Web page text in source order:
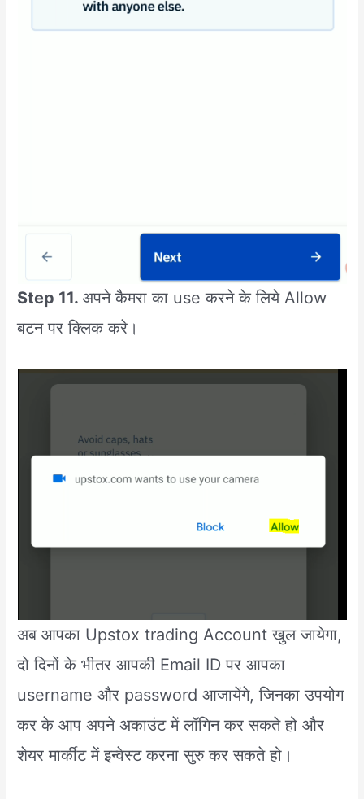
Step 11.अपने कैमरा का use करने के लिये Allow
बटन पर क्लिक करे।
अब आपका Upstox trading Account खुल जायेगा,
दो दिनों के भीतर आपकी Email ID पर आपका
username और password आजायेंगे, जिनका उपयोग
कर के आप अपने अकाउंट में लॉगिन कर सकते हो और
शेयर मार्कीट में इन्वेस्ट करना सुरु कर सकते हो।